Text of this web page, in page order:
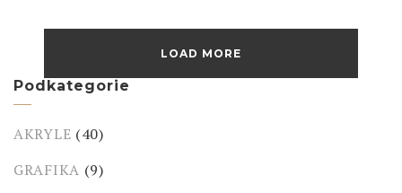
LOAD MORE
Podkategorie
AKRYLE (40)
GRAFIKA (9)